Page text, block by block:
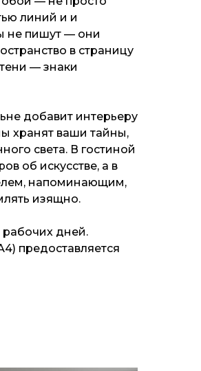
линий и и
не пишут — они
в страницу
— знаки
добавит интерьеру
хранят ваши тайны,
света. В гостиной
об искусстве, а в
напоминающим,
изящно.
рабочих дней.
предоставляется